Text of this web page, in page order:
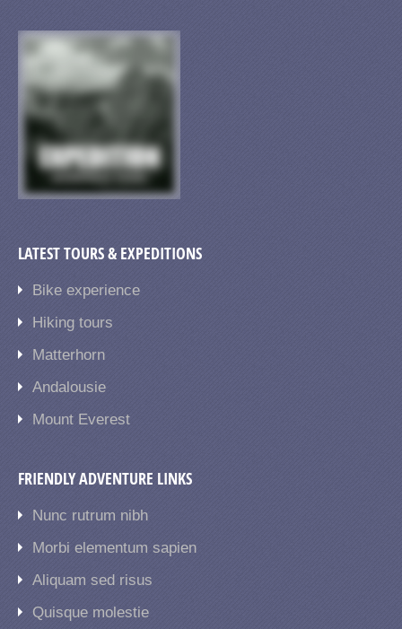
LATEST TOURS & EXPEDITIONS
Bike experience
Hiking tours
Matterhorn
Andalousie
Mount Everest
FRIENDLY ADVENTURE LINKS
Nunc rutrum nibh
Morbi elementum sapien
Aliquam sed risus
Quisque molestie